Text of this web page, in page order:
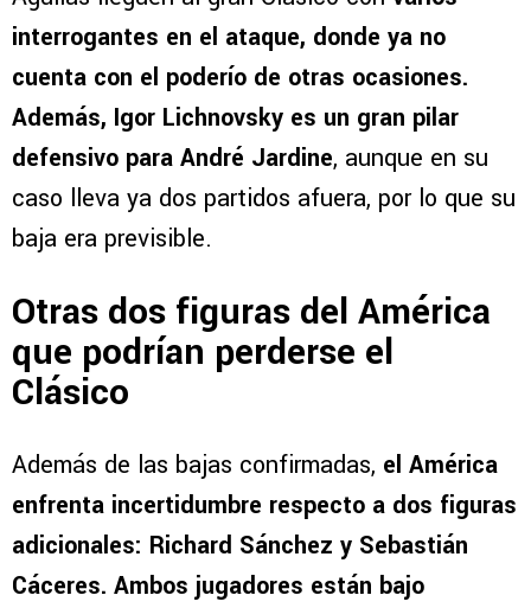
interrogantes en el ataque, donde ya no
cuenta con el poderío de otras ocasiones.
Además, Igor Lichnovsky es un gran pilar
defensivo para André Jardine, aunque en su
caso lleva ya dos partidos afuera, por lo que su
baja era previsible.
Otras dos figuras del América
que podrían perderse el
Clásico
Además de las bajas confirmadas, el América
enfrenta incertidumbre respecto a dos figuras
adicionales: Richard Sánchez y Sebastián
Cáceres. Ambos jugadores están bajo